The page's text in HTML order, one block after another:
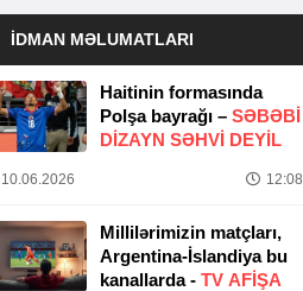
İDMAN MƏLUMATLARI
Haitinin formasında
Polşa bayrağı – SƏBƏBI
DIZAYN SƏHVI DEYIL
10.06.2026 12:08
Millilərimizin matçları,
Argentina-İslandiya bu
kanallarda - TV AFİŞA